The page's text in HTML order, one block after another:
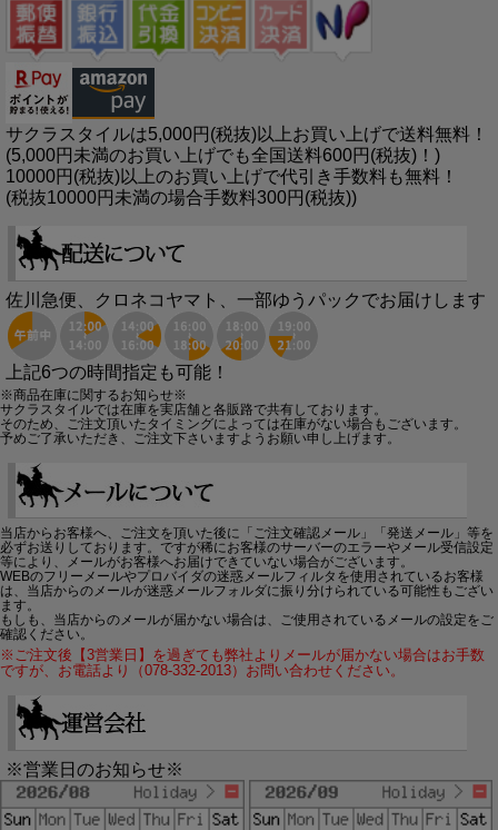
サクラスタイルは5,000円(税抜)以上お買い上げで送料無料！
(5,000円未満のお買い上げでも全国送料600円(税抜)！)
10000円(税抜)以上のお買い上げで代引き手数料も無料！
(税抜10000円未満の場合手数料300円(税抜))
佐川急便、クロネコヤマト、一部ゆうパックでお届けします
上記6つの時間指定も可能！
※商品在庫に関するお知らせ※
サクラスタイルでは在庫を実店舗と各販路で共有しております。
そのため、ご注文頂いたタイミングによっては在庫がない場合もございます。
予めご了承いただき、ご注文下さいますようお願い申し上げます。
当店からお客様へ、ご注文を頂いた後に「ご注文確認メール」「発送メール」等を
必ずお送りしております。ですが稀にお客様のサーバーのエラーやメール受信設定
等により、メールがお客様へお届けできていない場合がございます。
WEBのフリーメールやプロバイダの迷惑メールフィルタを使用されているお客様
は、当店からのメールが迷惑メールフォルダに振り分けられている可能性もござい
ます。
もしも、当店からのメールが届かない場合は、ご使用されているメールの設定をご
確認ください。
※ご注文後【3営業日】を過ぎても弊社よりメールが届かない場合はお手数
ですが、お電話より（078-332-2013）お問い合わせください。
※営業日のお知らせ※